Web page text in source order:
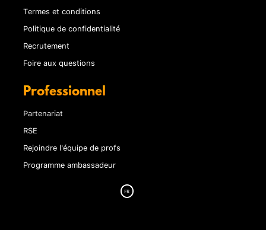
Termes et conditions
Politique de confidentialité
Recrutement
Foire aux questions
Professionnel
Partenariat
RSE
Rejoindre l'équipe de profs
Programme ambassadeur